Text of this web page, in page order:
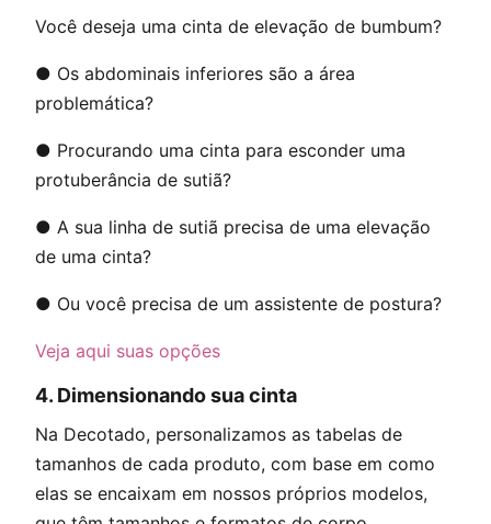
Você deseja uma cinta de elevação de bumbum?
● Os abdominais inferiores são a área
problemática?
● Procurando uma cinta para esconder uma
protuberância de sutiã?
● A sua linha de sutiã precisa de uma elevação
de uma cinta?
● Ou você precisa de um assistente de postura?
Veja aqui suas opções
4. Dimensionando sua cinta
Na Decotado, personalizamos as tabelas de
tamanhos de cada produto, com base em como
elas se encaixam em nossos próprios modelos,